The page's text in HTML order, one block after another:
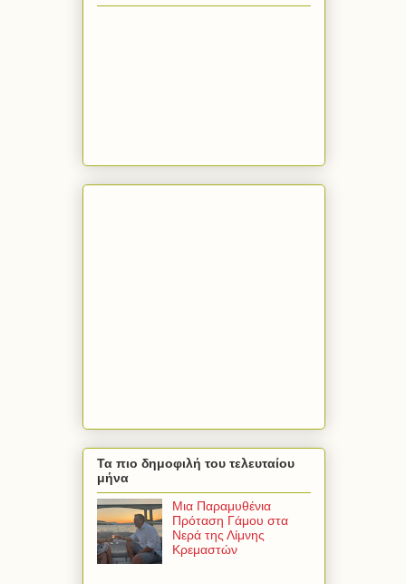
Τα πιο δημοφιλή του τελευταίου
μήνα
Μια Παραμυθένια
Πρόταση Γάμου στα
Νερά της Λίμνης
Κρεμαστών